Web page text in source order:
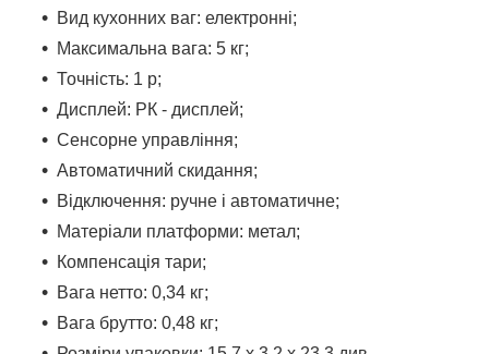
Вид кухонних ваг: електронні;
Максимальна вага: 5 кг;
Точність: 1 р;
Дисплей: РК - дисплей;
Сенсорне управління;
Автоматичний скидання;
Відключення: ручне і автоматичне;
Матеріали платформи: метал;
Компенсація тари;
Вага нетто: 0,34 кг;
Вага брутто: 0,48 кг;